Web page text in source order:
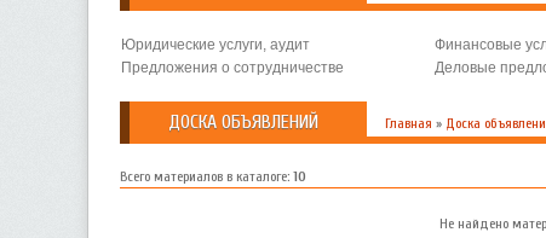
Юридические услуги, аудит Финансовые
Предложения о сотрудничестве
Деловые
ДОСКА ОБЪЯВЛЕНИЙ Главная » Доска
Всего материалов в каталоге: 10
Не найдено